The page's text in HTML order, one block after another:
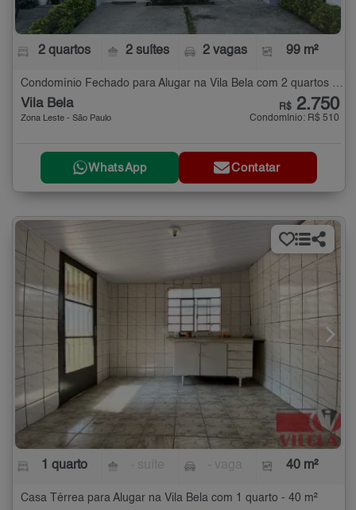
2 quartos 2 suítes 2 vagas 99 m²
Condomínio Fechado para Alugar na Vila Bela com 2 quartos - 99 m²
Vila Bela
Zona Leste - São Paulo
R$ 2.750
Condomínio: R$ 510
WhatsApp Contatar
1 quarto 40 m²
Casa Térrea para Alugar na Vila Bela com 1 quarto - 40 m²